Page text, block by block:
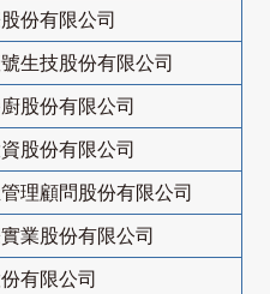
份有限公司
生技股份有限公司
股份有限公司
股份有限公司
理顧問股份有限公司
業股份有限公司
有限公司